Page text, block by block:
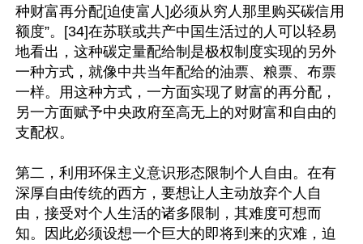
种财富再分配[迫使富人]必须从穷人那里购买碳信用
额度”。[34]在苏联或共产中国生活过的人可以轻易
地看出，这种碳定量配给制是极权制度实现的另外
一种方式，就像中共当年配给的油票、粮票、布票
一样。用这种方式，一方面实现了财富的再分配，
另一方面赋予中央政府至高无上的对财富和自由的
支配权。
第二，利用环保主义意识形态限制个人自由。在有
深厚自由传统的西方，要想让人主动放弃个人自
由，接受对个人生活的诸多限制，其难度可想而
知。因此必须设想一个巨大的即将到来的灾难，迫